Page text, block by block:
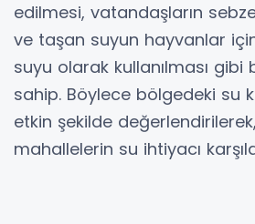
edilmesi, vatandaşların
ve taşan suyun hayvanlar
suyu olarak kullanılması
sahip. Böylece bölgedeki su
etkin şekilde
mahallelerin su ihtiyacı